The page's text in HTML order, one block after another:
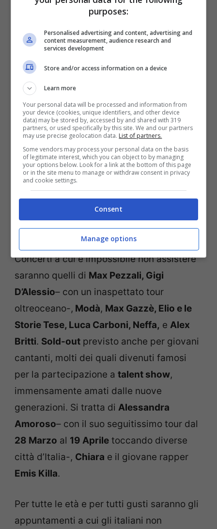
rock italiano
rappresentate dal tour diLigabuedal30
Maggioal23 Luglioe dall’immancabile
concerto diVasco Rossiche stupirà il
popolo Romano e Milanese dal
Luglio
2014.
Concerti a cui è impossibile non assistere
saranno quelli di Max Pezzali, Gigi
D’Alessio– con un inaspettato tour
oltreoceano-, Modà, Max Gazzè, Elio e le
Storie Tese, Luca Carboni, Neffa, e Alex
Britti. Sold-out previsto anche per giovani
cantanti, molti dei quali divenuti famosi
per la partecipazione a talent show,
immensamente amati dalle nuove
generazioni. Si tratta di Alessandra
Amoroso– con il suo seguitissimo tour dal
28 Marzo al 19 Aprile toccando diverse
città d’Italia-, Chiara e il giovane rapper
Emis Killa.
Per tutte le età e per tutti gusti saranno gli
appuntamenti a cui gli italiani non
purposes:
Personalised advertising and content, advertising and
content measurement, audience research and
services development
Store and/or access information on a device
Learn more
Your personal data will be processed and information from
your device (cookies, unique identifiers, and other device
data) may be stored by, accessed by and shared with 319
partners, or used specifically by this site. We and our partners
may use precise geolocation data. List of partners.
Some vendors may process your personal data on the basis
of legitimate interest, which you can object to by managing
your options below. Look for a link at the bottom of this page
or in the site menu to manage or withdraw consent in privacy
and cookie settings.
Consent
Manage options